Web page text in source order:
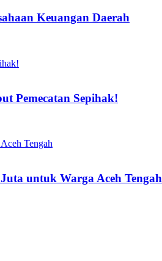
Keuangan Daerah
Pemecatan Sepihak!
untuk Warga Aceh Tengah